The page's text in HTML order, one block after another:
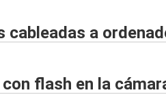
cableadas a
flash en la